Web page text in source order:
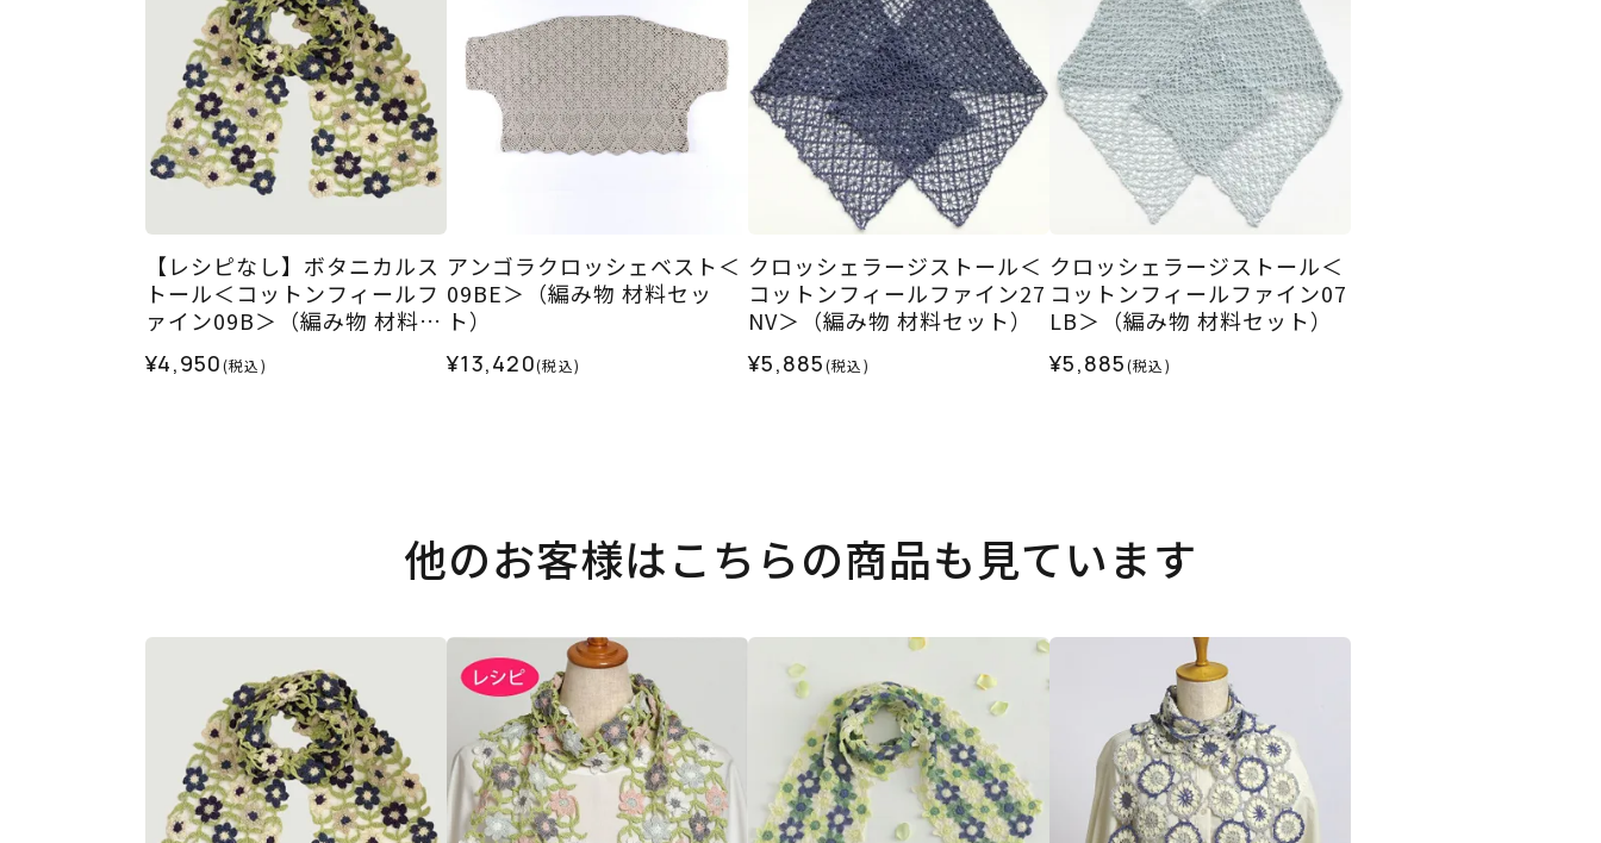
【レシピなし】ボタニカルス
トール＜コットンフィールフ
ァイン09B＞（編み物 材料セ
¥4,950(税込)
アンゴラクロッシェベスト＜
09BE＞（編み物 材料セッ
ト）
¥13,420(税込)
クロッシェラージストール＜
コットンフィールファイン27
NV＞（編み物 材料セット）
¥5,885(税込)
クロッシェラージストール＜
コットンフィールファイン07
LB＞（編み物 材料セット）
¥5,885(税込)
他のお客様はこちらの商品も見ています